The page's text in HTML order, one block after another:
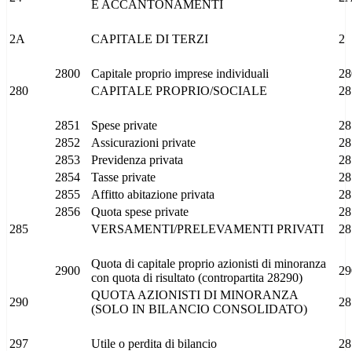
E ACCANTONAMENTI
2A CAPITALE DI TERZI 2
2800 Capitale proprio imprese individuali
280
CAPITALE PROPRIO/SOCIALE 28
2851 Spese private
2852
Assicurazioni private
2853
Previdenza privata
2854
Tasse private
2855
Affitto abitazione privata
2856
Quota spese private
285
VERSAMENTI/PRELEVAMENTI PRIVATI 28
2900
Quota di capitale proprio azionisti di minoranza
con quota di risultato (contropartita 28290)
290
QUOTA AZIONISTI DI MINORANZA
(SOLO IN BILANCIO CONSOLIDATO)
28
297 Utile o perdita di bilancio
28